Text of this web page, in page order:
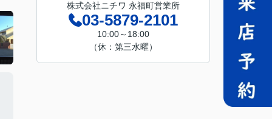
株式会社ニチワ 永福町営業所
03-5879-2101
10:00～18:00
（休：第三水曜）